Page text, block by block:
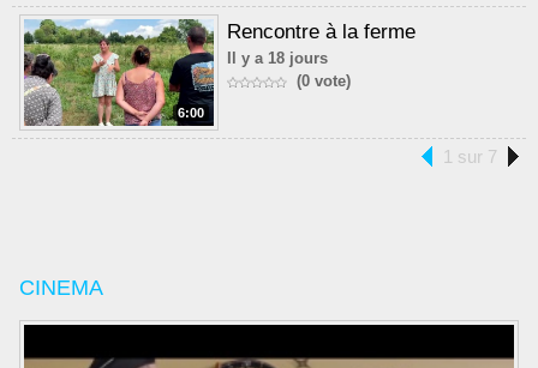
6:00
Rencontre à la ferme
Il y a 18 jours
(0 vote)
1 sur 7
CINEMA